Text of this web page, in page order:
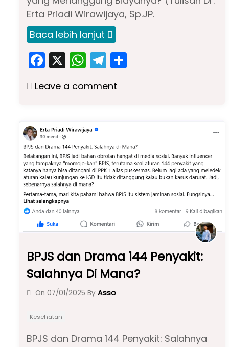
Erta Priadi Wirawijaya, Sp.JP.
Baca lebih lanjut
F
a
c
b
o
o
k
X W
h
a
A
p
p
T
el
e
m
Leave a comment
BPJS dan Drama 144 Penyakit:
Salahnya Di Mana?
On 07/01/2025 By Asso
Kesehatan
BPJS dan Drama 144 Penyakit: Salahnya